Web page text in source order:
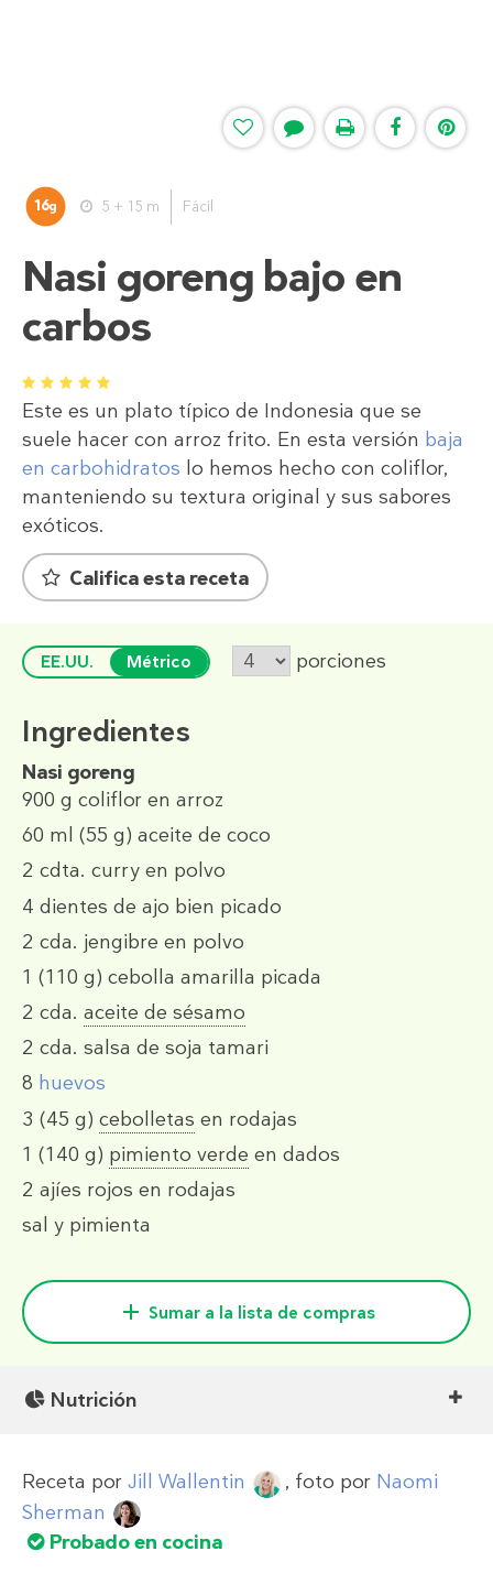
16g 5 + 15 m Fácil
Nasi goreng bajo en
carbos
1 2 3 4 5
Este es un plato típico de Indonesia que se
suele hacer con arroz frito. En esta versión baja
en carbohidratos lo hemos hecho con coliflor,
manteniendo su textura original y sus sabores
exóticos.
Califica esta receta
EE.UU. Métrico porciones
Ingredientes
Nasi goreng
900 g coliflor en arroz
60 ml (55 g) aceite de coco
2 cdta. curry en polvo
4 dientes de ajo bien picado
2 cda. jengibre en polvo
1 (110 g) cebolla amarilla picada
2 cda. aceite de sésamo
2 cda. salsa de soja tamari
8 huevos
3 (45 g) cebolletas en rodajas
1 (140 g) pimiento verde en dados
2 ajíes rojos en rodajas
sal y pimienta
Sumar a la lista de compras
Nutrición
Receta por Jill Wallentin , foto por Naomi
Sherman
Probado en cocina